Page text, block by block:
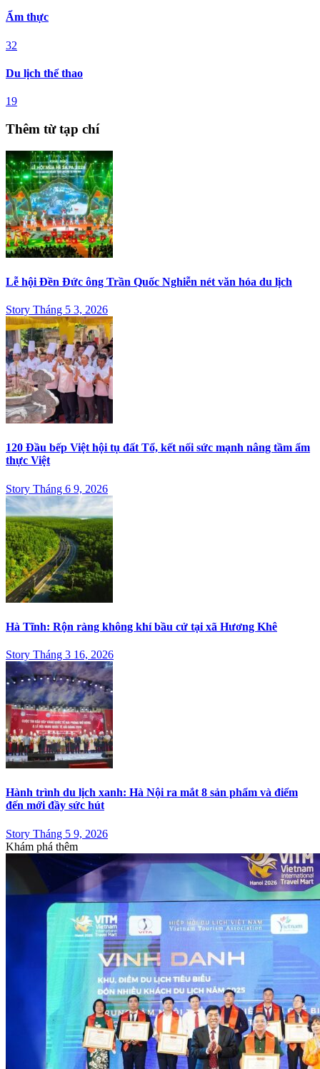
Ẩm thực
32
Du lịch thể thao
19
Thêm từ tạp chí
Lễ hội Đền Đức ông Trần Quốc Nghiễn nét văn hóa du lịch
Story Tháng 5 3, 2026
120 Đầu bếp Việt hội tụ đất Tổ, kết nối sức mạnh nâng tầm ẩm
thực Việt
Story Tháng 6 9, 2026
Hà Tĩnh: Rộn ràng không khí bầu cử tại xã Hương Khê
Story Tháng 3 16, 2026
Hành trình du lịch xanh: Hà Nội ra mắt 8 sản phẩm và điểm
đến mới đầy sức hút
Story Tháng 5 9, 2026
Khám phá thêm